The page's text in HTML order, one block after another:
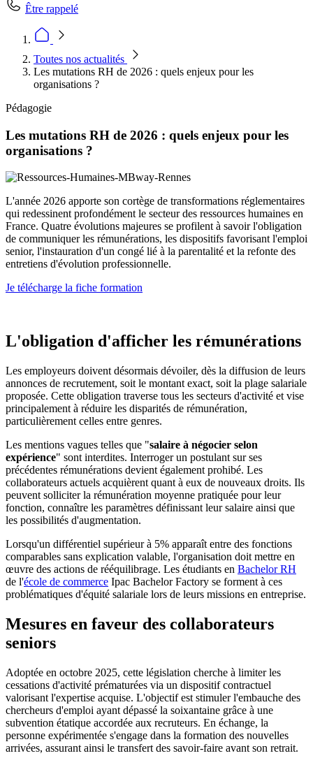
Être rappelé
Toutes nos actualités
Les mutations RH de 2026 : quels enjeux pour les
organisations ?
Pédagogie
Les mutations RH de 2026 : quels enjeux pour les
organisations ?
L'année 2026 apporte son cortège de transformations réglementaires
qui redessinent profondément le secteur des ressources humaines en
France. Quatre évolutions majeures se profilent à savoir l'obligation
de communiquer les rémunérations, les dispositifs favorisant l'emploi
senior, l'instauration d'un congé lié à la parentalité et la refonte des
entretiens d'évolution professionnelle.
Je télécharge la fiche formation
L'obligation d'afficher les rémunérations
Les employeurs doivent désormais dévoiler, dès la diffusion de leurs
annonces de recrutement, soit le montant exact, soit la plage salariale
proposée. Cette obligation traverse tous les secteurs d'activité et vise
principalement à réduire les disparités de rémunération,
particulièrement celles entre genres.
Les mentions vagues telles que "salaire à négocier selon
expérience" sont interdites. Interroger un postulant sur ses
précédentes rémunérations devient également prohibé. Les
collaborateurs actuels acquièrent quant à eux de nouveaux droits. Ils
peuvent solliciter la rémunération moyenne pratiquée pour leur
fonction, connaître les paramètres définissant leur salaire ainsi que
les possibilités d'augmentation.
Lorsqu'un différentiel supérieur à 5% apparaît entre des fonctions
comparables sans explication valable, l'organisation doit mettre en
œuvre des actions de rééquilibrage. Les étudiants en Bachelor RH
de l'école de commerce Ipac Bachelor Factory se forment à ces
problématiques d'équité salariale lors de leurs missions en entreprise.
Mesures en faveur des collaborateurs
seniors
Adoptée en octobre 2025, cette législation cherche à limiter les
cessations d'activité prématurées via un dispositif contractuel
valorisant l'expertise acquise. L'objectif est stimuler l'embauche des
chercheurs d'emploi ayant dépassé la soixantaine grâce à une
subvention étatique accordée aux recruteurs. En échange, la
personne expérimentée s'engage dans la formation des nouvelles
arrivées, assurant ainsi le transfert des savoir-faire avant son retrait.